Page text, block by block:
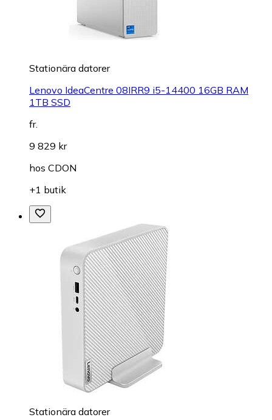
Stationära datorer
Lenovo IdeaCentre 08IRR9 i5-14400 16GB RAM
1TB SSD
fr.
9 829 kr
hos CDON
+1 butik
Stationära datorer